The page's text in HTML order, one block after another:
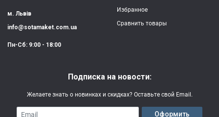
м. Львів
info@sotamaket.com.ua
Пн-Сб: 9:00 - 18:00
Избранное
Сравнить товары
Подписка на новости:
Желаете знать о новинках и скидках? Оставьте свой Email.
Email Оформить